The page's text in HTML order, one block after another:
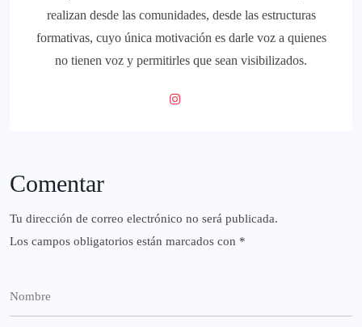
realizan desde las comunidades, desde las estructuras
formativas, cuyo única motivación es darle voz a quienes
no tienen voz y permitirles que sean visibilizados.
Comentar
Tu dirección de correo electrónico no será publicada.
Los campos obligatorios están marcados con *